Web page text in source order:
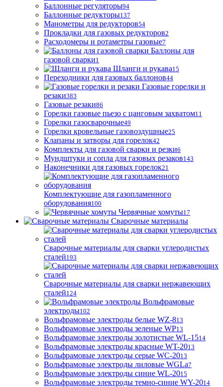
Баллонные регуляторы94
Баллонные редукторы137
Манометры для редукторов54
Прокладки для газовых редукторов2
Расходомеры и ротаметры газовые7
Баллоны для
газовой сварки1
Шланги и рукава15
Переходники для газовых баллонов44
Газовые горелки и
резаки383
Газовые резаки86
Горелки газовые пьезо с цанговым захватом11
Горелки газосварочные49
Горелки кровельные газовоздушные25
Клапаны и затворы для горелок42
Комплекты для газовой сварки и резки6
Мундштуки и сопла для газовых резаков143
Наконечники для газовых горелок21
Комплектующие для газопламенного
оборудования100
Червячные хомуты17
Сварочные материалы
Сварочные материалы для сварки углеродистых
сталей193
Сварочные материалы для сварки нержавеющих
сталей124
Вольфрамовые
электроды102
Вольфрамовые электроды белые WZ-813
Вольфрамовые электроды зеленые WP13
Вольфрамовые электроды золотистые WL-1514
Вольфрамовые электроды красные WT-2013
Вольфрамовые электроды серые WC-2013
Вольфрамовые электроды лиловые WGLa7
Вольфрамовые электроды синие WL-2015
Вольфрамовые электроды темно-синие WY-2014